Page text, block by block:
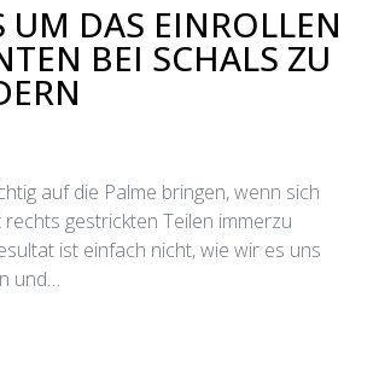
UM DAS EINROLLEN
BEI SCHALS ZU
auf die Palme bringen, wenn sich
gestrickten Teilen immerzu
ist einfach nicht, wie wir es uns
und…